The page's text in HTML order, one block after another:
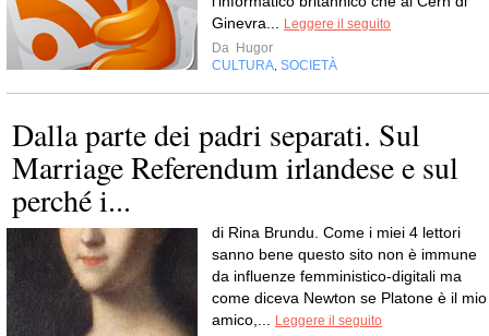
Ginevra...
Leggere il seguito
Da Hugor
CULTURA SOCIETÀ
Dalla parte dei padri separati. Sul
Marriage Referendum irlandese e sul
perché i...
di Rina Brundu. Come i miei 4 lettori
sanno bene questo sito non è immune
da influenze femministico-digitali ma
come diceva Newton se Platone è il mio
amico,...
Leggere il seguito